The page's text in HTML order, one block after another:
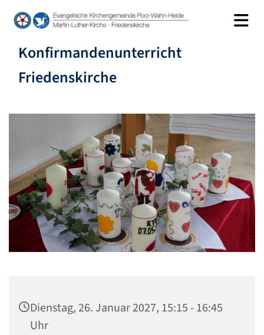
Konfirmandenunterricht
Friedenskirche
Dienstag, 26. Januar 2027, 15:15 - 16:45
Uhr